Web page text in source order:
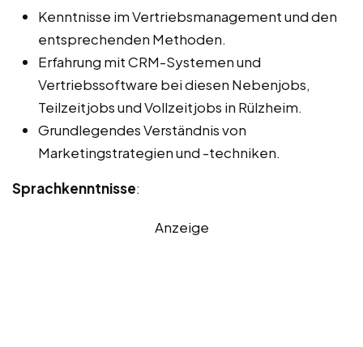
Kenntnisse im Vertriebsmanagement und den
entsprechenden Methoden.
Erfahrung mit CRM-Systemen und
Vertriebssoftware bei diesen Nebenjobs,
Teilzeitjobs und Vollzeitjobs in Rülzheim.
Grundlegendes Verständnis von
Marketingstrategien und -techniken.
Sprachkenntnisse:
Anzeige